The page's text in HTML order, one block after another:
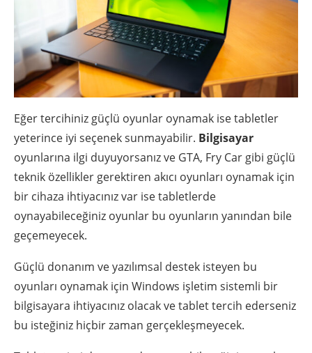
Eğer tercihiniz güçlü oyunlar oynamak ise tabletler
yeterince iyi seçenek sunmayabilir. Bilgisayar
oyunlarına ilgi duyuyorsanız ve GTA, Fry Car gibi güçlü
teknik özellikler gerektiren akıcı oyunları oynamak için
bir cihaza ihtiyacınız var ise tabletlerde
oynayabileceğiniz oyunlar bu oyunların yanından bile
geçemeyecek.
Güçlü donanım ve yazılımsal destek isteyen bu
oyunları oynamak için Windows işletim sistemli bir
bilgisayara ihtiyacınız olacak ve tablet tercih ederseniz
bu isteğiniz hiçbir zaman gerçekleşmeyecek.